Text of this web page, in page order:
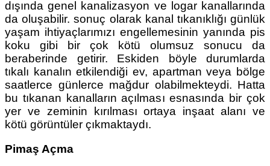
dışında genel kanalizasyon ve logar kanallarında
da oluşabilir. sonuç olarak kanal tıkanıklığı günlük
yaşam ihtiyaçlarımızı engellemesinin yanında pis
koku gibi bir çok kötü olumsuz sonucu da
beraberinde getirir. Eskiden böyle durumlarda
tıkalı kanalın etkilendiği ev, apartman veya bölge
saatlerce günlerce mağdur olabilmekteydi. Hatta
bu tıkanan kanalların açılması esnasında bir çok
yer ve zeminin kırılması ortaya inşaat alanı ve
kötü görüntüler çıkmaktaydı.
Pimaş Açma